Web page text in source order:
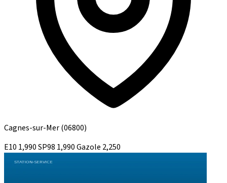
Cagnes-sur-Mer(06800)
E10 1,990SP98 1,990Gazole 2,250